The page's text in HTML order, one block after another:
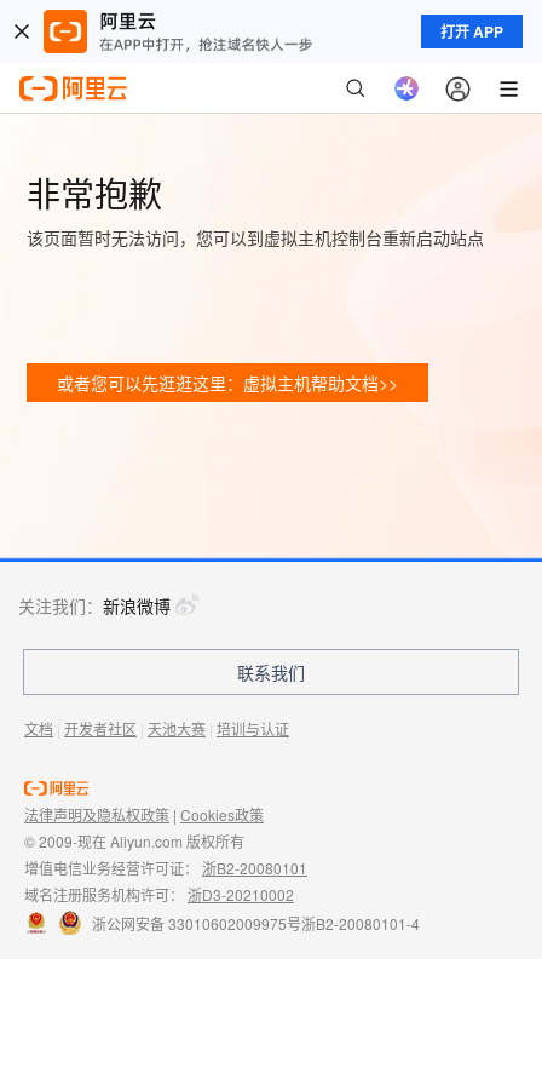
打开 APP
非常抱歉
该页面暂时无法访问，您可以到虚拟主机控制台重新启动站点
或者您可以先逛逛这里：虚拟主机帮助文档>>